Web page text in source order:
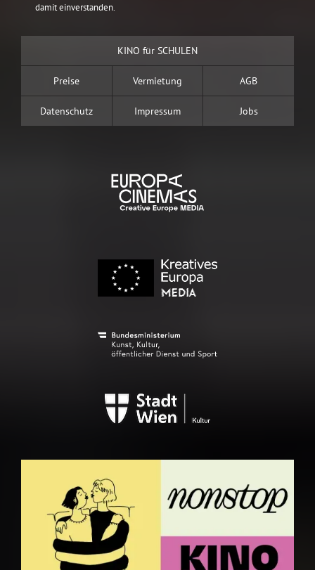
damit einverstanden.
KINO für SCHULEN
Preise Vermietung AGB
Datenschutz Impressum Jobs